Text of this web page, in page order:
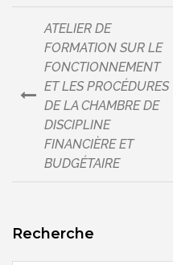
Navigation
l’article
ATELIER DE
FORMATION SUR LE
FONCTIONNEMENT
ET LES PROCÉDURES
DE LA CHAMBRE DE
DISCIPLINE
FINANCIÈRE ET
BUDGÉTAIRE
Recherche